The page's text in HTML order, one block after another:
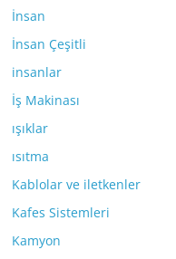
İnsan
İnsan Çeşitli
insanlar
İş Makinası
ışıklar
ısıtma
Kablolar ve iletkenler
Kafes Sistemleri
Kamyon